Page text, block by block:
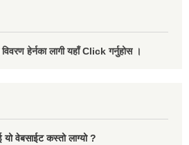
हेर्नका लागी यहाँ Click गर्नुहोस ।
यो वेबसाईट कस्तो लाग्यो ?